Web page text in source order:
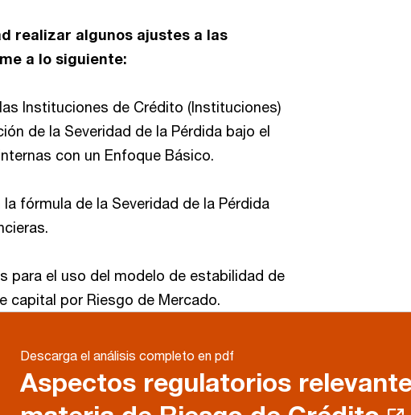
realizar algunos ajustes a las
a lo siguiente:
Instituciones de Crédito (Instituciones)
de la Severidad de la Pérdida bajo el
con un Enfoque Básico.
fórmula de la Severidad de la Pérdida
para el uso del modelo de estabilidad de
capital por Riesgo de Mercado.
Descarga el análisis completo en pdf
Aspectos regulatorios